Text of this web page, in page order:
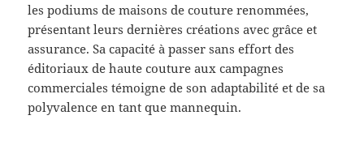
les podiums de maisons de couture renommées,
présentant leurs dernières créations avec grâce et
assurance. Sa capacité à passer sans effort des
éditoriaux de haute couture aux campagnes
commerciales témoigne de son adaptabilité et de sa
polyvalence en tant que mannequin.